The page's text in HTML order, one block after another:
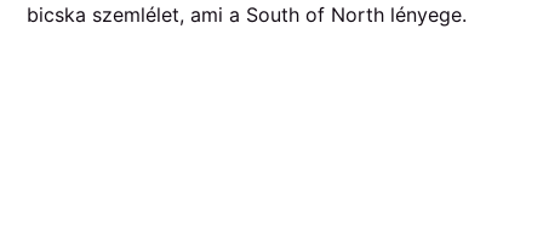
bicska szemlélet, ami a South of North lényege.